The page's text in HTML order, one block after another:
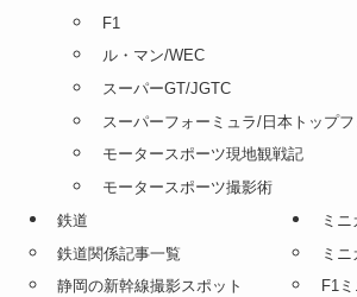
F1
ル・マン/WEC
スーパーGT/JGTC
スーパーフォーミュラ/日本トップ
モータースポーツ現地観戦記
モータースポーツ撮影術
鉄道
鉄道関係記事一覧
静岡の新幹線撮影スポット
ミニ
ミ
F1